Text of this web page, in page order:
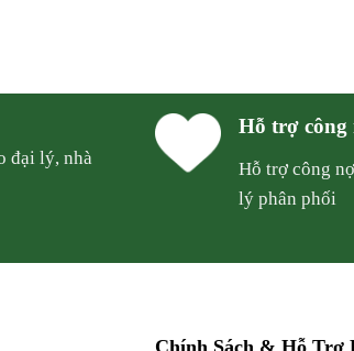
đại lý, nhà
Hỗ trợ công
Hỗ trợ công
lý phân phối
Chính Sách & Hỗ Trợ